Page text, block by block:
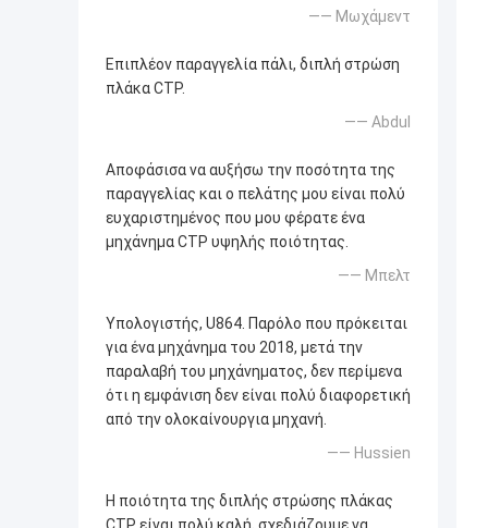
—— Μωχάμεντ
Επιπλέον παραγγελία πάλι, διπλή στρώση
πλάκα CTP.
—— Abdul
Αποφάσισα να αυξήσω την ποσότητα της
παραγγελίας και ο πελάτης μου είναι πολύ
ευχαριστημένος που μου φέρατε ένα
μηχάνημα CTP υψηλής ποιότητας.
—— Μπελτ
Υπολογιστής, U864. Παρόλο που πρόκειται
για ένα μηχάνημα του 2018, μετά την
παραλαβή του μηχάνηματος, δεν περίμενα
ότι η εμφάνιση δεν είναι πολύ διαφορετική
από την ολοκαίνουργια μηχανή.
—— Hussien
Η ποιότητα της διπλής στρώσης πλάκας